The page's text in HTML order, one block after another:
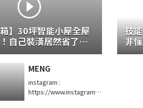
】30坪智能小屋全屋
自己裝潢居然省了
MENG
instagram :
https://www.instagram.c
技
非
的